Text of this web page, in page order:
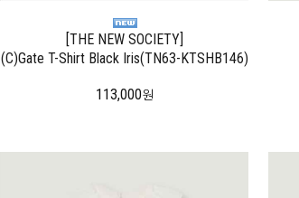
[THE NEW SOCIETY]
(C)Gate T-Shirt Black Iris(TN63-KTSHB146)
113,000원